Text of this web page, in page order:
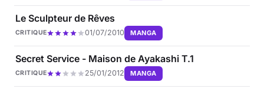
Le Sculpteur de Rêves
CRITIQUE 01/07/2010 MANGA
Secret Service - Maison de Ayakashi T.1
CRITIQUE 25/01/2012 MANGA